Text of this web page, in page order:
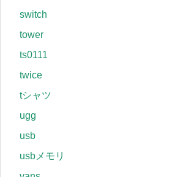
switch
tower
ts0111
twice
tシャツ
ugg
usb
usbメモリ